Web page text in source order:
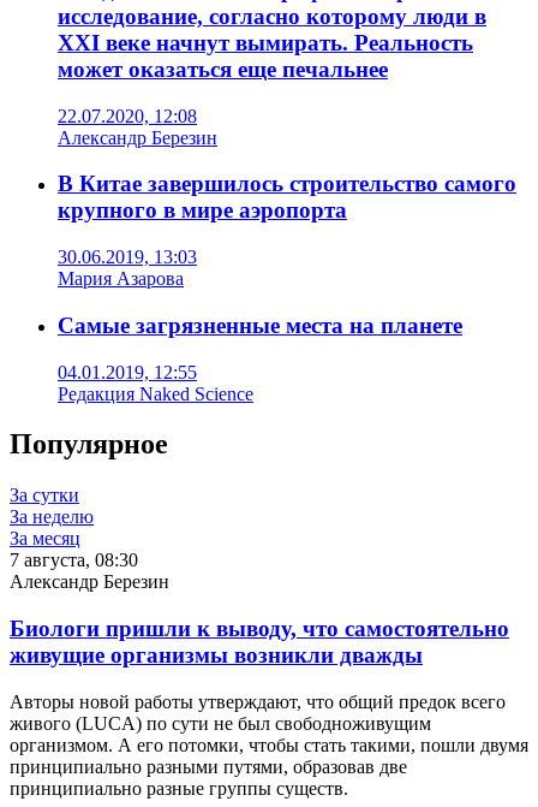
исследование, согласно которому люди в
XXI веке начнут вымирать. Реальность
может оказаться еще печальнее
22.07.2020, 12:08
Александр Березин
В Китае завершилось строительство самого
крупного в мире аэропорта
30.06.2019, 13:03
Мария Азарова
Самые загрязненные места на планете
04.01.2019, 12:55
Редакция Naked Science
Популярное
За сутки
За неделю
За месяц
7 августа, 08:30
Александр Березин
Биологи пришли к выводу, что самостоятельно
живущие организмы возникли дважды
Авторы новой работы утверждают, что общий предок всего
живого (LUCA) по сути не был свободноживущим
организмом. А его потомки, чтобы стать такими, пошли двумя
принципиально разными путями, образовав две
принципиально разные группы существ.